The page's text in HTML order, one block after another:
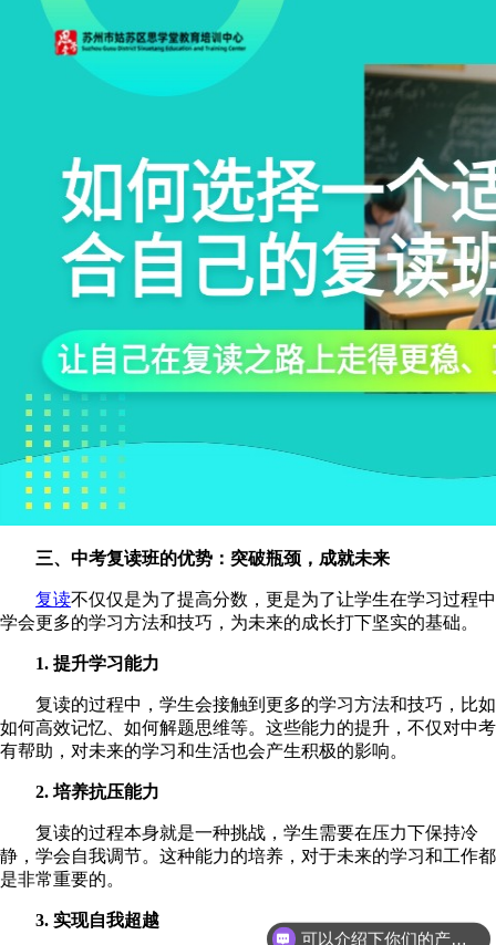
三、 中考复读班的优势：突破瓶颈，成就未来
复读不仅仅是为了提高分数，更是为了让学生在学习过程中
学会更多的学习方法和技巧，为未来的成长打下坚实的基础。
1. 提升学习能力
复读的过程中，学生会接触到更多的学习方法和技巧，比如
如何高效记忆、如何解题思维等。这些能力的提升，不仅对中考
有帮助，对未来的学习和生活也会产生积极的影响。
2. 培养抗压能力
复读的过程本身就是一种挑战，学生需要在压力下保持冷
静，学会自我调节。这种能力的培养，对于未来的学习和工作都
是非常重要的。
3. 实现自我超越
可以介绍下你们的产品么